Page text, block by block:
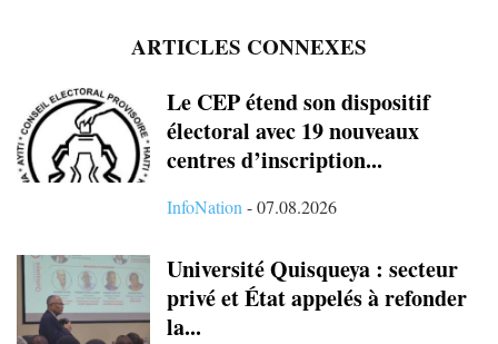
ARTICLES CONNEXES
Le CEP étend son dispositif
électoral avec 19 nouveaux
centres d’inscription...
InfoNation -07.08.2026
Université Quisqueya : secteur
privé et État appelés à refonder
la...